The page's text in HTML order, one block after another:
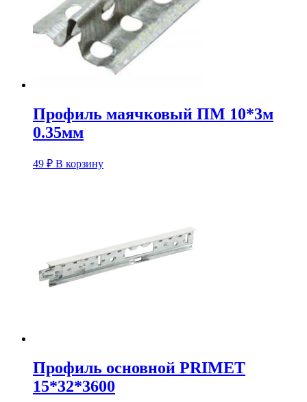
Профиль маячковый ПМ 10*3м
0.35мм
49 ₽ В корзину
Профиль основной PRIMET
15*32*3600